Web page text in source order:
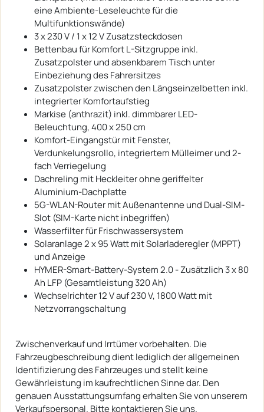
eine Ambiente-Leseleuchte für die
Multifunktionswände)
3 x 230 V / 1 x 12 V Zusatzsteckdosen
Bettenbau für Komfort L-Sitzgruppe inkl.
Zusatzpolster und absenkbarem Tisch unter
Einbeziehung des Fahrersitzes
Zusatzpolster zwischen den Längseinzelbetten inkl.
integrierter Komfortaufstieg
Markise (anthrazit) inkl. dimmbarer LED-
Beleuchtung, 400 x 250 cm
Komfort-Eingangstür mit Fenster,
Verdunkelungsrollo, integriertem Mülleimer und 2-
fach Verriegelung
Dachreling mit Heckleiter ohne geriffelter
Aluminium-Dachplatte
5G-WLAN-Router mit Außenantenne und Dual-SIM-
Slot (SIM-Karte nicht inbegriffen)
Wasserfilter für Frischwassersystem
Solaranlage 2 x 95 Watt mit Solarladeregler (MPPT)
und Anzeige
HYMER-Smart-Battery-System 2.0 - Zusätzlich 3 x 80
Ah LFP (Gesamtleistung 320 Ah)
Wechselrichter 12 V auf 230 V, 1800 Watt mit
Netzvorrangschaltung
Zwischenverkauf und Irrtümer vorbehalten. Die
Fahrzeugbeschreibung dient lediglich der allgemeinen
Identifizierung des Fahrzeuges und stellt keine
Gewährleistung im kaufrechtlichen Sinne dar. Den
genauen Ausstattungsumfang erhalten Sie von unserem
Verkaufspersonal. Bitte kontaktieren Sie uns.